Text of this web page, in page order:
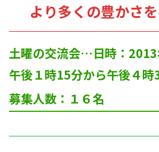
より多くの豊かさ
土曜の交流会…日時：2013
午後１時15分から午後４時
募集人数：１６名